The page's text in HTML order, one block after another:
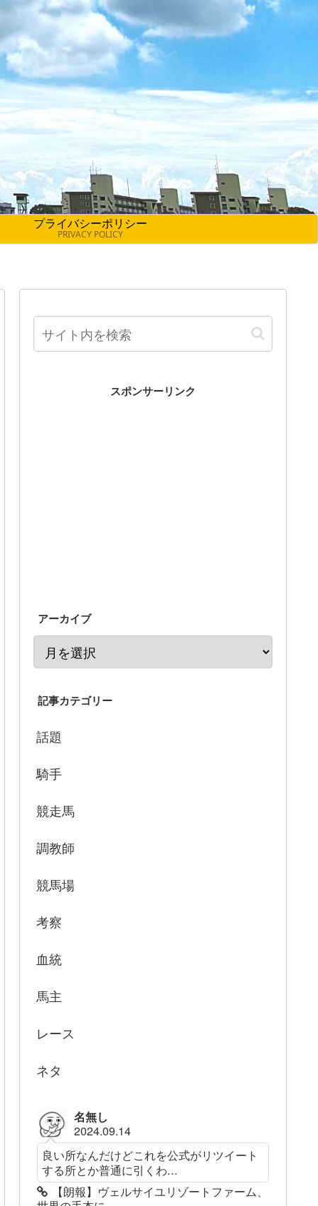
プライバシーポリシー
PRIVACY POLICY
スポンサーリンク
アーカイブ
記事カテゴリー
話題
騎手
競走馬
調教師
競馬場
考察
血統
馬主
レース
ネタ
名無し
2024.09.14
良い所なんだけどこれを公式がリツイート
する所とか普通に引くわ...
【朗報】ヴェルサイユリゾートファーム、